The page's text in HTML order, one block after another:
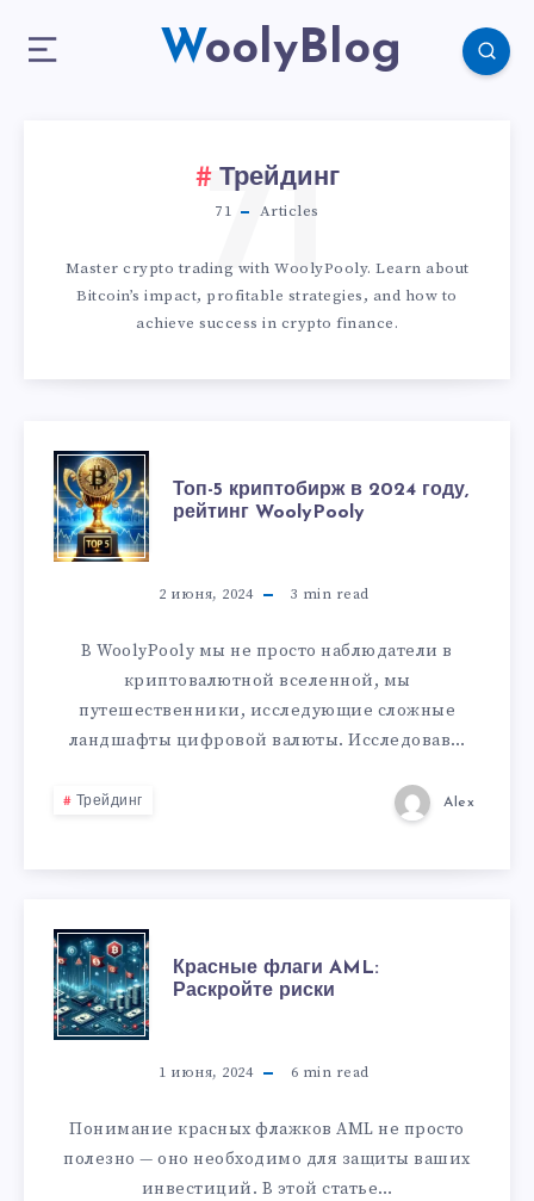
WoolyBlog
Трейдинг
71 Articles
71
Master crypto trading with WoolyPooly. Learn about
Bitcoin’s impact, profitable strategies, and how to
achieve success in crypto finance.
Топ-5 криптобирж в 2024 году,
рейтинг WoolyPooly
2 июня, 2024 3 min read
В WoolyPooly мы не просто наблюдатели в
криптовалютной вселенной, мы
путешественники, исследующие сложные
ландшафты цифровой валюты. Исследовав…
Трейдинг Alex
Красные флаги AML:
Раскройте риски
1 июня, 2024 6 min read
Понимание красных флажков AML не просто
полезно — оно необходимо для защиты ваших
инвестиций. В этой статье…